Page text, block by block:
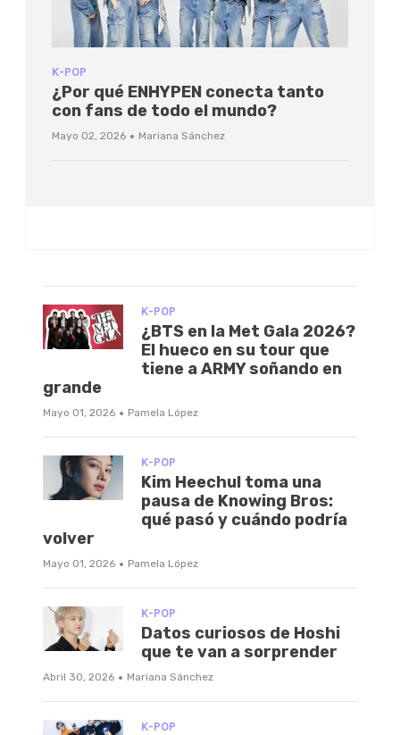
K-POP
¿Por qué ENHYPEN conecta tanto
con fans de todo el mundo?
Mayo 02, 2026 · Mariana Sánchez
K-POP
¿BTS en la Met Gala 2026?
El hueco en su tour que
tiene a ARMY soñando en
grande
Mayo 01, 2026 · Pamela López
K-POP
Kim Heechul toma una
pausa de Knowing Bros:
qué pasó y cuándo podría
volver
Mayo 01, 2026 · Pamela López
K-POP
Datos curiosos de Hoshi
que te van a sorprender
Abril 30, 2026 · Mariana Sánchez
K-POP